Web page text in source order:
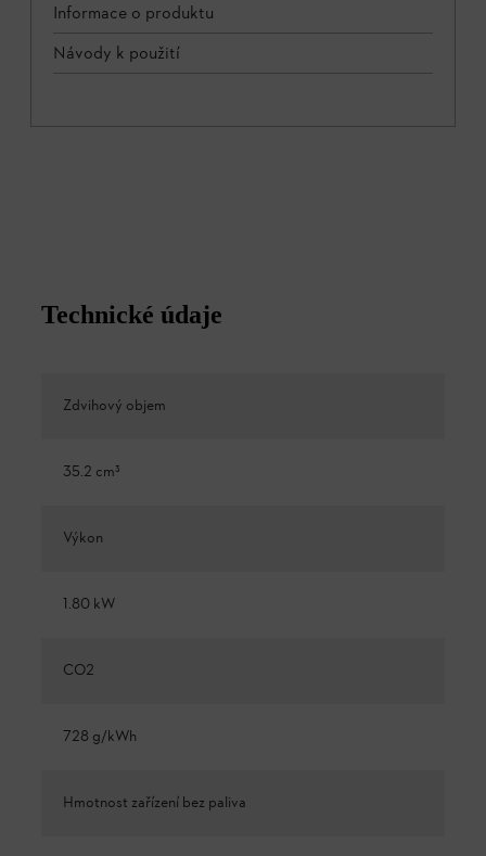
Informace o produktu
Návody k použití
Technické údaje
Zdvihový objem
35.2 cm³
Výkon
1.80 kW
CO2
728 g/kWh
Hmotnost zařízení bez paliva